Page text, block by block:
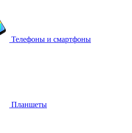
Телефоны и смартфоны
Планшеты